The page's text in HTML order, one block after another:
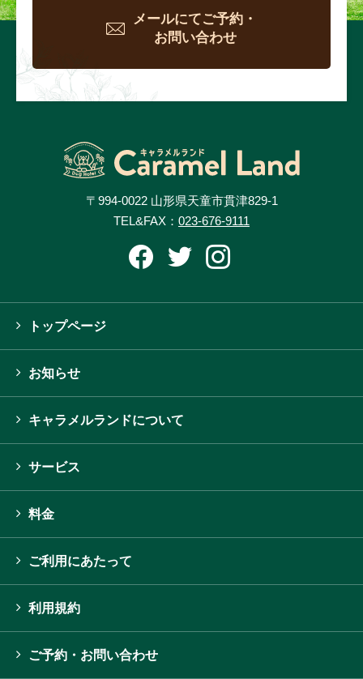
メールにてご予約・
お問い合わせ
〒994-0022 山形県天童市貫津829-1
TEL&FAX： 023-676-9111
トップページ
お知らせ
キャラメルランドについて
サービス
料金
ご利用にあたって
利用規約
ご予約・お問い合わせ